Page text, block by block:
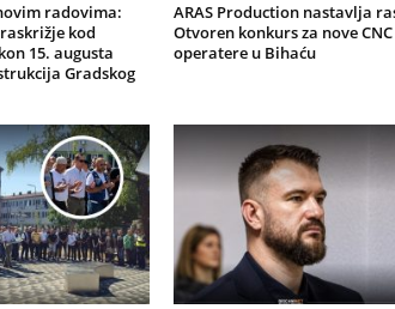
radovima:
kod
15. augusta
Gradskog
ARAS Production nastavlja
Otvoren konkurs za nove CNC
operatere u Bihaću